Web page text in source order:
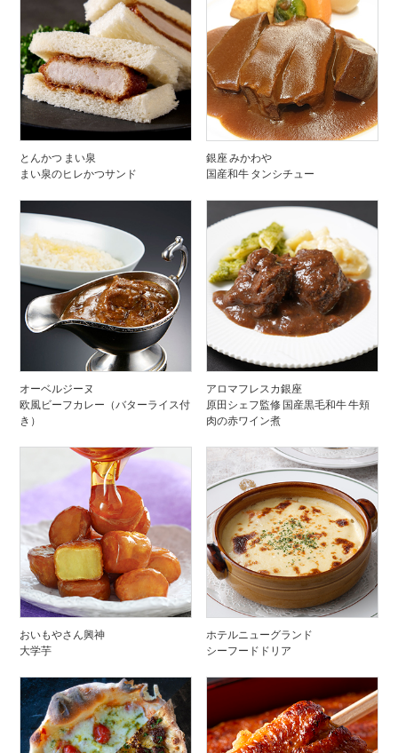
とんかつ まい泉
まい泉のヒレかつサンド
銀座 みかわや
国産和牛 タンシチュー
オーベルジーヌ
欧風ビーフカレー（バターライス付
き）
アロマフレスカ銀座
原田シェフ監修 国産黒毛和牛 牛頬
肉の赤ワイン煮
おいもやさん興神
大学芋
ホテルニューグランド
シーフードドリア